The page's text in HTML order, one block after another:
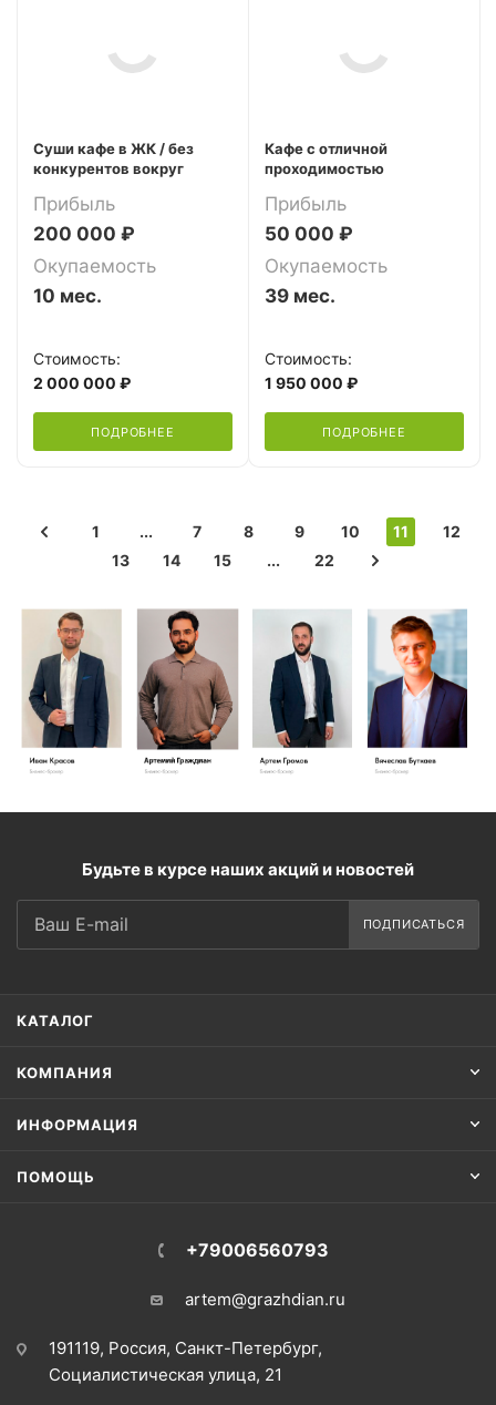
Суши кафе в ЖК / без
конкурентов вокруг
Прибыль
200 000 ₽
Окупаемость
10 мес.
Стоимость:
2 000 000 ₽
ПОДРОБНЕЕ
Кафе с отличной
проходимостью
Прибыль
50 000 ₽
Окупаемость
39 мес.
Стоимость:
1 950 000 ₽
ПОДРОБНЕЕ
1 ... 7 8 9 10 11
12
13
14 15 ... 22
Будьте в курсе наших акций и новостей
ПОДПИСАТЬСЯ
КАТАЛОГ
КОМПАНИЯ
ИНФОРМАЦИЯ
ПОМОЩЬ
+79006560793
artem@grazhdian.ru
191119, Россия, Санкт-Петербург,
Социалистическая улица, 21